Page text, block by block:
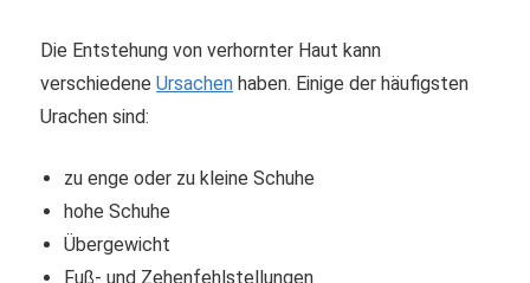
Die Entstehung von verhornter Haut kann
verschiedene Ursachen haben. Einige der häufigsten
Urachen sind:
zu enge oder zu kleine Schuhe
hohe Schuhe
Übergewicht
Fuß- und Zehenfehlstellungen